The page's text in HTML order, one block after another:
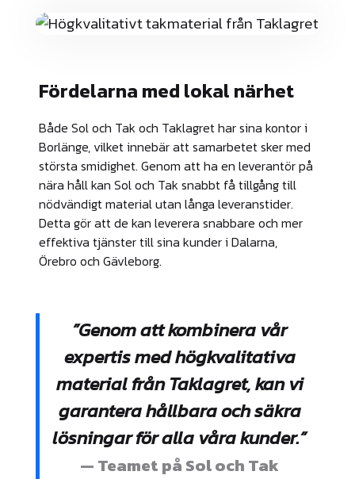
Fördelarna med lokal närhet
Både Sol och Tak och Taklagret har sina kontor i
Borlänge, vilket innebär att samarbetet sker med
största smidighet. Genom att ha en leverantör på
nära håll kan Sol och Tak snabbt få tillgång till
nödvändigt material utan långa leveranstider.
Detta gör att de kan leverera snabbare och mer
effektiva tjänster till sina kunder i Dalarna,
Örebro och Gävleborg.
”Genom att kombinera vår
expertis med högkvalitativa
material från Taklagret, kan vi
garantera hållbara och säkra
lösningar för alla våra kunder.”
Teamet på Sol och Tak